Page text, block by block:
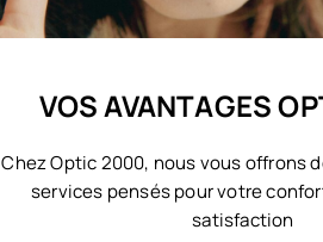
VOS AVANTAGES
Chez Optic 2000, nous vous offrons
services pensés pour votre
satisfaction